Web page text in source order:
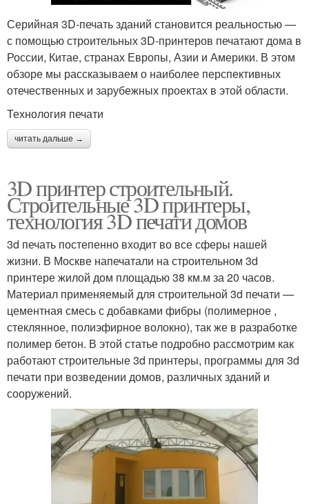
Серийная 3D-печать зданий становится реальностью —
с помощью строительных 3D-принтеров печатают дома в
России, Китае, странах Европы, Азии и Америки. В этом
обзоре мы рассказываем о наиболее перспективных
отечественных и зарубежных проектах в этой области.
Технология печати
читать дальше →
3D принтер строительный.
Строительные 3D принтеры,
технология 3D печати домов
3d печать постепенно входит во все сферы нашей
жизни. В Москве напечатали на строительном 3d
принтере жилой дом площадью 38 км.м за 20 часов.
Материал применяемый для строительной 3d печати —
цементная смесь с добавками фибры (полимерное ,
стеклянное, полиэфирное волокно), так же в разработке
полимер бетон. В этой статье подробно рассмотрим как
работают строительные 3d принтеры, программы для 3d
печати при возведении домов, различных зданий и
сооружений.